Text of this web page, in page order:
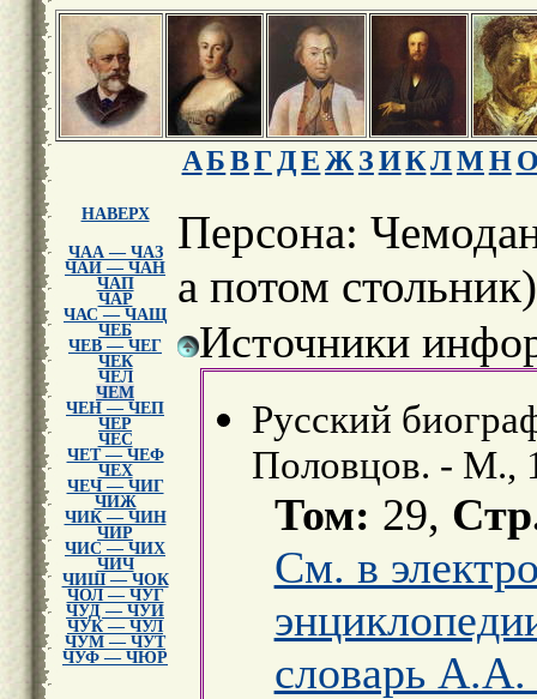
АБВГ ДЕ Ж ЗИКЛМН
НАВЕРХ
ЧАА — ЧАЗ
ЧАИ — ЧАН
ЧАП
ЧАР
ЧАС — ЧАЩ
ЧЕБ
ЧЕВ — ЧЕГ
ЧЕК
ЧЕЛ
ЧЕМ
ЧЕН — ЧЕП
ЧЕР
ЧЕС
ЧЕТ — ЧЕФ
ЧЕХ
ЧЕЧ — ЧИГ
ЧИЖ
ЧИК — ЧИН
ЧИР
ЧИС — ЧИХ
ЧИЧ
ЧИШ — ЧОК
ЧОЛ — ЧУГ
ЧУД — ЧУИ
ЧУК — ЧУЛ
ЧУМ — ЧУТ
ЧУФ — ЧЮР
Персона:
а потом стольник)
Источники
Русский
Половцов. - М.,
Том: 29,
См. в
словарь